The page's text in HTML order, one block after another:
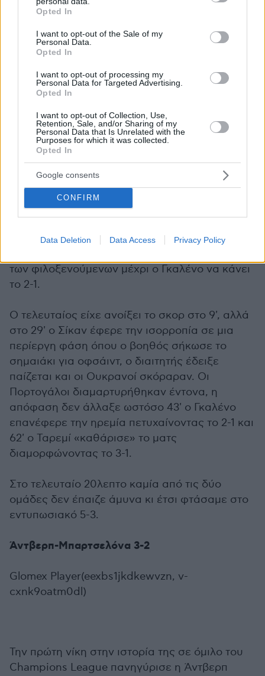
grant or deny consent to Google and its third-party tags to
use your data for below specified purposes in below Google
consent section.
Opted In
I want to opt-out of the Sale of my
Personal Data.
Opted In
I want to opt-out of processing my
Personal Data for Targeted Advertising.
Opted In
I want to opt-out of Collection, Use,
Retention, Sale, and/or Sharing of my
Personal Data that Is Unrelated with the
Purposes for which it was collected.
Opted In
Google consents
CONFIRM
Data Deletion Data Access Privacy Policy
Ερυθρός Αστέρας-Μάντσεστερ Σίτι 2-3
8ος ΟΜΙΛΟΣ
Πόρτο-Σαχτάρ Ντόνετσκ 5-3
Glomex Player(eexbs1jkdkewvzn, v-
cxnk86j0fw0x)
Έβρεξε γκολ στο Ντραγκάο, αλλά η Πόρτο ήταν
αυτή που ακολούθησε την Μπαρτσελόνα στους
16 με την ηρωική Σαχτάρ να συνεχίζει στο
Europa League.
Οι Πορτογάλοι αγχώθηκαν για 14 λεπτά, το
των φιλοξενούμενων μέχρι ο Γκαλένο να κάνει
το 2-1.
Ο τελευταίος είχε ανοίξει το σκορ στο 9', αλλά
στο 29' ο Σίκαν έφερε την ισορροπία σε μια
περίεργη φάση όπου ο βοηθός σήκωσε το
σημαιάκι για οφσάιντ, ο διαιτητής έδειξε
παίζεται και οι Ουκρανοί σκόραραν. Οι
Πορτογάλοι διαμαρτυρήθηκαν έντονα, η
απόφαση δεν άλλαξε ωστόσο 43' ο Γκαλένο
επανέφερε την ηρεμία πετυχαίνοντας το 2-1 και
62' ο Ταρεμί «καθάρισε» το ματς
διαμορφώνοντας το 3-1.
Στο τελευταίο 20λεπτο καμία από τις δύο
ομάδες δεν έπαιζε άμυνα κι έτσι φτάσαμε στο
εντυπωσιακό 5-3.
Άντβερπ-Μπαρτσελόνα 3-2
Glomex Player(eexbs1jkdkewvzn, v-
cxnk9oatm0dl)
Την πρώτη νίκη στην ιστορία της σε όμιλο του
Champions League πανηγύρισε η Άντβερπ